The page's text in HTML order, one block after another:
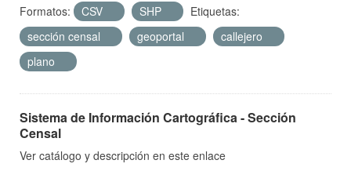
Formatos:
CSV SHP
Etiquetas:
sección censal
geoportal
callejero
plano
Sistema de Información Cartográfica - Sección
Censal
Ver catálogo y descripción en este enlace